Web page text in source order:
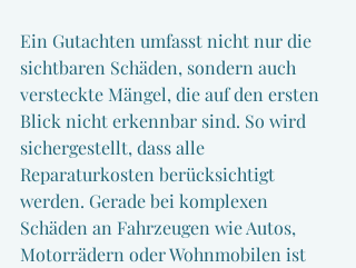
Ein Gutachten umfasst nicht nur die
sichtbaren Schäden, sondern auch
versteckte Mängel, die auf den ersten
Blick nicht erkennbar sind. So wird
sichergestellt, dass alle
Reparaturkosten berücksichtigt
werden. Gerade bei komplexen
Schäden an Fahrzeugen wie Autos,
Motorrädern oder Wohnmobilen ist